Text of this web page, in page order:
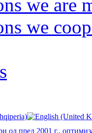
we are
we
од пред 2001 г.,